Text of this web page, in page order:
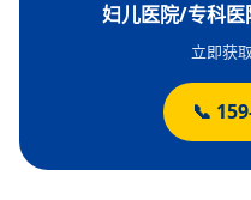
妇儿医院/专科医
立即获
📞